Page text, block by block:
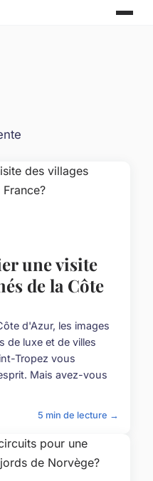
une visite
de la Côte
d'Azur, les images
de luxe et de villes
Tropez vous
Mais avez-vous
5 min de lecture →